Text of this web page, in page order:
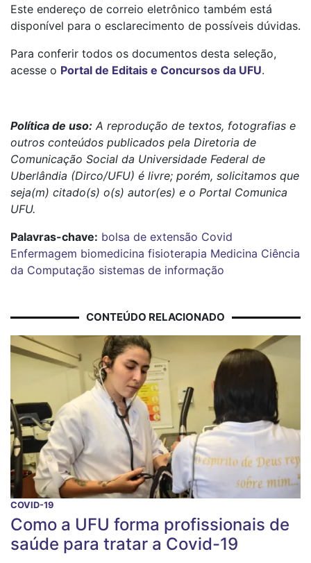
Este endereço de correio eletrônico também está
disponível para o esclarecimento de possíveis dúvidas.
Para conferir todos os documentos desta seleção,
acesse o Portal de Editais e Concursos da UFU.
Política de uso: A reprodução de textos, fotografias e
outros conteúdos publicados pela Diretoria de
Comunicação Social da Universidade Federal de
Uberlândia (Dirco/UFU) é livre; porém, solicitamos que
seja(m) citado(s) o(s) autor(es) e o Portal Comunica
UFU.
Palavras-chave: bolsa de extensão Covid
Enfermagem biomedicina fisioterapia Medicina Ciência
da Computação sistemas de informação
CONTEÚDO RELACIONADO
COVID-19
Como a UFU forma profissionais de
saúde para tratar a Covid-19